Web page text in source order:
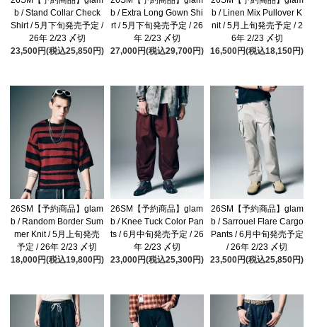
b / Stand Collar Check
Shirt / 5月下旬発売予定 /
26年 2/23 〆切
23,500円(税込25,850円)
b / Extra Long Gown Shi
rt / 5月下旬発売予定 / 26
年 2/23 〆切
27,000円(税込29,700円)
b / Linen Mix Pullover K
nit / 5月上旬発売予定 / 2
6年 2/23 〆切
16,500円(税込18,150円)
26SM【予約商品】glam
b / Random Border Sum
mer Knit / 5月上旬発売
予定 / 26年 2/23 〆切
18,000円(税込19,800円)
26SM【予約商品】glam
b / Knee Tuck Color Pan
ts / 6月中旬発売予定 / 26
年 2/23 〆切
23,000円(税込25,300円)
26SM【予約商品】glam
b / Sarrouel Flare Cargo
Pants / 6月中旬発売予定
/ 26年 2/23 〆切
23,500円(税込25,850円)